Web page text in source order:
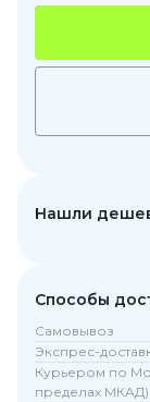
Нашли
Способы
Самовывоз
Экспрес-
Курьером по
пределах МКАД)